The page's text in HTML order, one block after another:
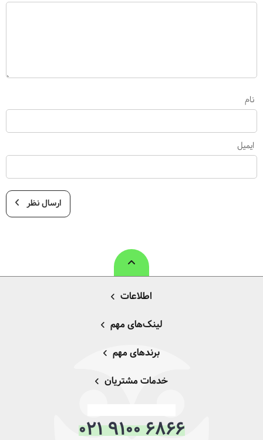
نام
ایمیل
ارسال نظر
اطلاعات
لینک‌های مهم
برندهای مهم
خدمات مشتریان
021 9100 6866